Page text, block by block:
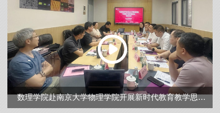
数理学院赴南京大学物理学院开展新时代教育教学思想
大讨论专题调研